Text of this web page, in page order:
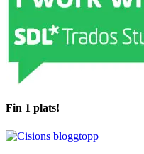
Fin 1 plats!